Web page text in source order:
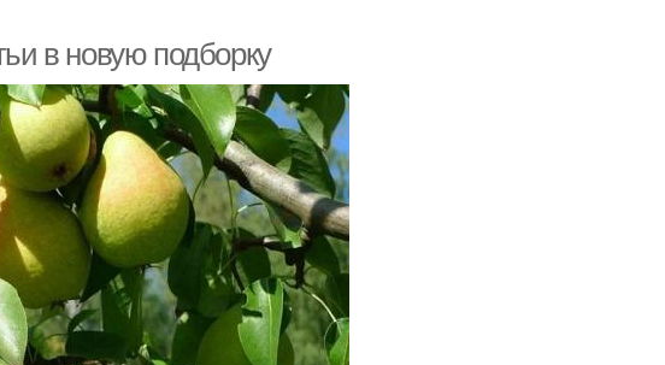
в новую подборку